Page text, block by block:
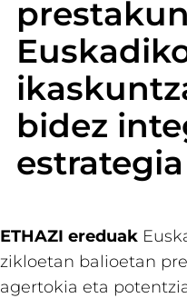
bidez
ETHAZI ereduak
zikloetan balioetan
agertokia eta